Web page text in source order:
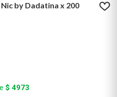
by Dadatina x 200
$ 4973